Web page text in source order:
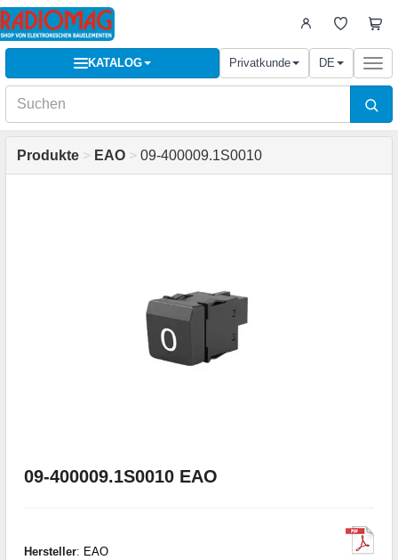
KATALOG Privatkunde DE
Produkte > EAO > 09-400009.1S0010
09-400009.1S0010 EAO
Hersteller: EAO